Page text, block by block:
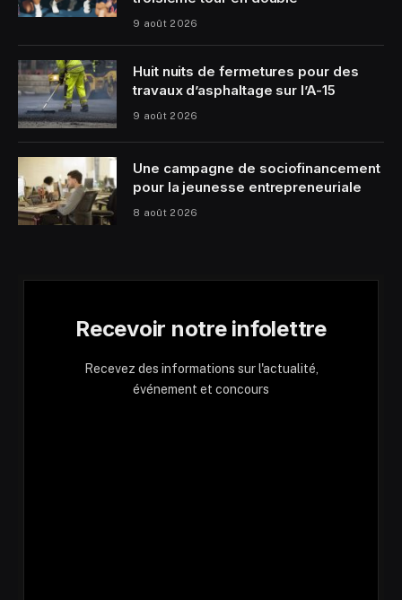
9 août 2026
Huit nuits de fermetures pour des
travaux d’asphaltage sur l’A-15
9 août 2026
Une campagne de sociofinancement
pour la jeunesse entrepreneuriale
8 août 2026
Recevoir notre infolettre
Recevez des informations sur l'actualité,
événement et concours